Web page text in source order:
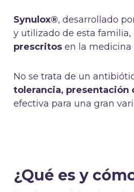
Synulox®, desarrollado
y utilizado de esta
prescritos en la medicina
No se trata de un
tolerancia, presentación
efectiva para una gran
¿Qué es y